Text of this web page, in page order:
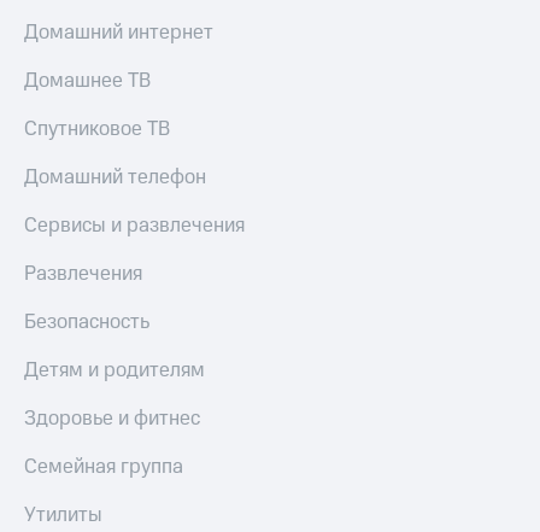
Домашний интернет
Домашнее ТВ
Спутниковое ТВ
Домашний телефон
Сервисы и развлечения
Развлечения
Безопасность
Детям и родителям
Здоровье и фитнес
Семейная группа
Утилиты